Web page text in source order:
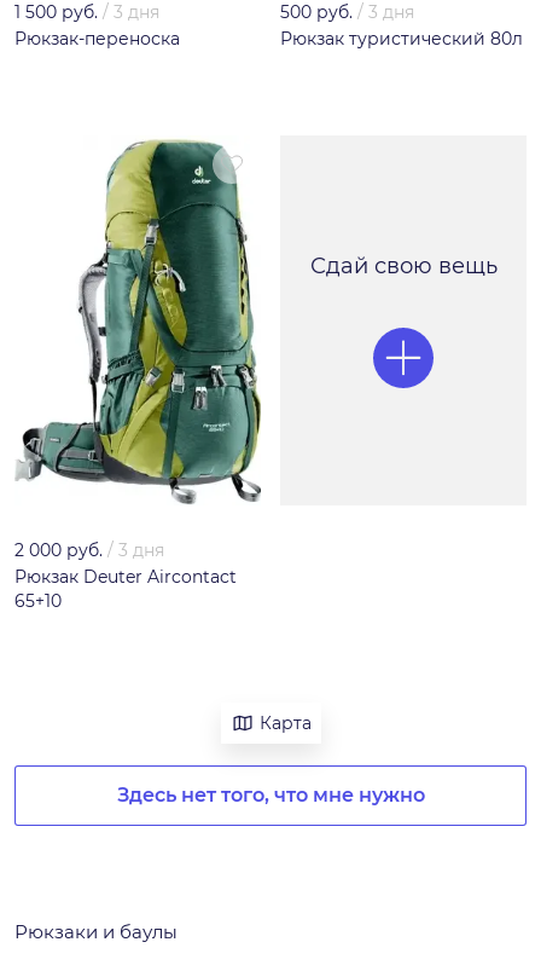
1 500 руб. / 3 дня
Рюкзак-переноска
500 руб. / 3 дня
Рюкзак туристический 80л
2 000 руб. / 3 дня
Рюкзак Deuter Aircontact
65+10
Сдай свою вещь
Карта
Здесь нет того, что мне нужно
Рюкзаки и баулы